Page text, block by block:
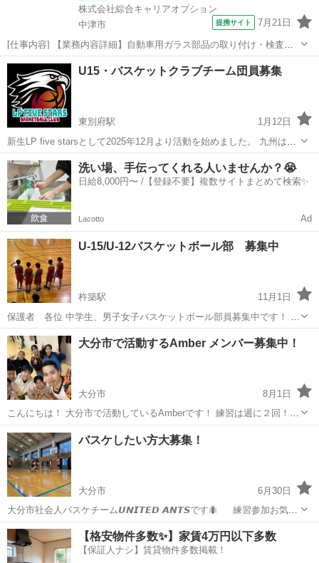
株式会社綜合キャリアオプション
中津市
提携サイト 7月21日
[仕事内容] 【業務内容詳細】自動車用ガラス部品の取り付け・検査・
仕上げをしていただきます。 重いものはMAX10kg位です。 【取扱製
品情報】自動車ガラス製品 。＋お仕事探しはコンシェルスタッフにお
まかせ＋。 あなたの...
大分 中津市
U15・バスケットクラブチーム団員募集
東別府駅
1月12日
新生LP five starsとして2025年12月より活動を始めました。 九州はも
とより全国でも十分活躍できる選手を育成していきます。 特に新中1
の男子(現小6)のメンバーを大募集しています。 バスケの技術を高めた
い！強く...
大分 別府市 東別府駅 バスケットボール バスケット
洗い場、手伝ってくれる人いませんか？😭
日給8,000円〜 /【登録不要】複数サイトまとめて検索✨
Lacotto Ad
U-15/U-12バスケットボール部 募集中
杵築駅
11月1日
保護者 各位 中学生、男子女子バスケットボール部員募集中です！ 小
学生もオッケイです👍 部員20名くらいいます‼️ 時間 18時30分から20
時半まで（季節により変動あり）三年生以下は20時まで 曜日 月曜日
と木曜日 ...
大分 国東市 杵築駅 バスケットボール 募集中
大分市で活動するAmber メンバー募集中！
大分市
8月1日
こんにちは！ 大分市で活動しているAmberです！ 練習は週に２回！
火曜日：南大分中学校 20時〜 土曜日：稙田西中学校 19時〜 本気でバ
スケにとりくめる方なら上手い下手は関係ありません！ まずは練習参
加お待...
大分 大分市 バスケットボール バスケ
バスケしたい方大募集！
大分市
6月30日
大分市社会人バスケチーム𝙐𝙉𝙄𝙏𝙀𝘿 𝘼𝙉𝙏𝙎です🐜 練習参加お気軽
にメッセージ下さい✉️ 誰でも気軽に参加OK！チームメンバーも募集
中です！ 📍鶴崎中学校 体育館 🕘18:00~21:00 🗓毎週日曜（休みの
時は連...
大分 大分市 バスケットボール チーム
【格安物件多数✨】家賃4万円以下多数
【保証人ナシ】賃貸物件多数掲載！